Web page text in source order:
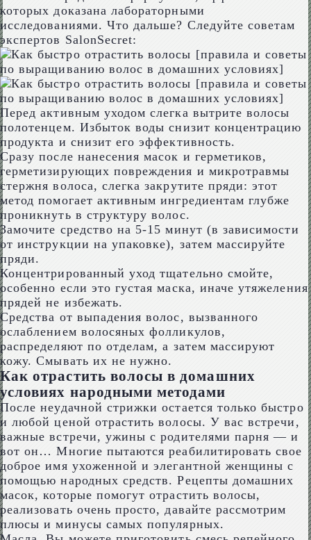
которых доказана лабораторными
исследованиями. Что дальше? Следуйте советам
экспертов SalonSecret:
Перед активным уходом слегка вытрите волосы
полотенцем. Избыток воды снизит концентрацию
продукта и снизит его эффективность.
Сразу после нанесения масок и герметиков,
герметизирующих повреждения и микротравмы
стержня волоса, слегка закрутите пряди: этот
метод помогает активным ингредиентам глубже
проникнуть в структуру волос.
Замочите средство на 5-15 минут (в зависимости
от инструкции на упаковке), затем массируйте
пряди.
Концентрированный уход тщательно смойте,
особенно если это густая маска, иначе утяжеления
прядей не избежать.
Средства от выпадения волос, вызванного
ослаблением волосяных фолликулов,
распределяют по отделам, а затем массируют
кожу. Смывать их не нужно.
Как отрастить волосы в домашних
условиях народными методами
После неудачной стрижки остается только быстро
и любой ценой отрастить волосы. У вас встречи,
важные встречи, ужины с родителями парня — и
вот он… Многие пытаются реабилитировать свое
доброе имя ухоженной и элегантной женщины с
помощью народных средств. Рецепты домашних
масок, которые помогут отрастить волосы,
реализовать очень просто, давайте рассмотрим
плюсы и минусы самых популярных.